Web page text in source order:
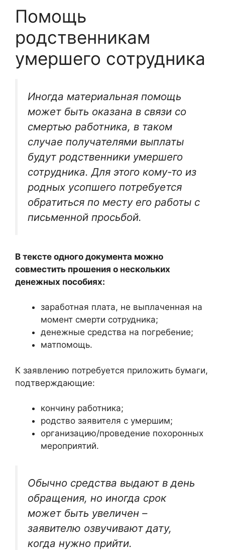
Помощь
родственникам
умершего сотрудника
Иногда материальная помощь
может быть оказана в связи со
смертью работника, в таком
случае получателями выплаты
будут родственники умершего
сотрудника. Для этого кому-то из
родных усопшего потребуется
обратиться по месту его работы с
письменной просьбой.
В тексте одного документа можно
совместить прошения о нескольких
денежных пособиях:
заработная плата, не выплаченная на
момент смерти сотрудника;
денежные средства на погребение;
матпомощь.
К заявлению потребуется приложить бумаги,
подтверждающие:
кончину работника;
родство заявителя с умершим;
организацию/проведение похоронных
мероприятий.
Обычно средства выдают в день
обращения, но иногда срок
может быть увеличен –
заявителю озвучивают дату,
когда нужно прийти.